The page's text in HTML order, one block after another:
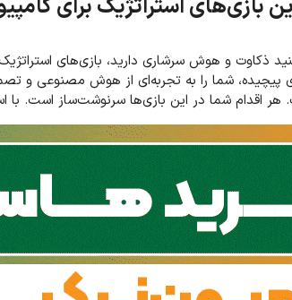
بازی‌های استراتژیک برای
ذکاوت و هوش سرشاری دارید، بازی‌های
شما را به تجربه‌ای از هوش مصنوعی و
اقدام شما در این بازی‌ها سرنوشت‌ساز است. با